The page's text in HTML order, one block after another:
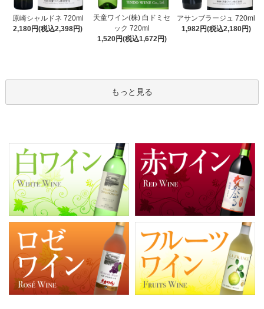
原崎シャルドネ 720ml
2,180円(税込2,398円)
天童ワイン(株) 白ドミセ
ック 720ml
1,520円(税込1,672円)
アサンブラージュ 720ml
1,982円(税込2,180円)
もっと見る